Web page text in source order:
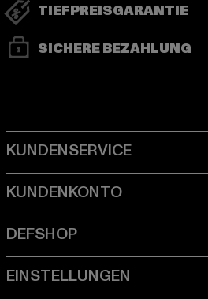
TIEFPREISGARANTIE
SICHERE BEZAHLUNG